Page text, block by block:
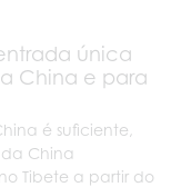
única
China e para
é suficiente,
China
Tibete a partir do